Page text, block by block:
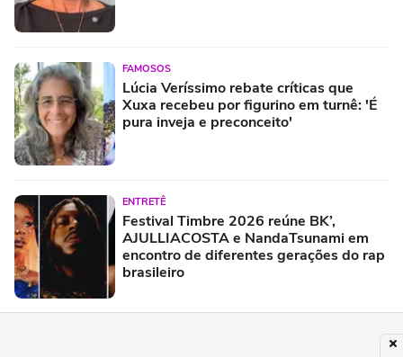
FAMOSOS
Lúcia Veríssimo rebate críticas que
Xuxa recebeu por figurino em turnê: 'É
pura inveja e preconceito'
ENTRETÊ
Festival Timbre 2026 reúne BK’,
AJULLIACOSTA e NandaTsunami em
encontro de diferentes gerações do rap
brasileiro